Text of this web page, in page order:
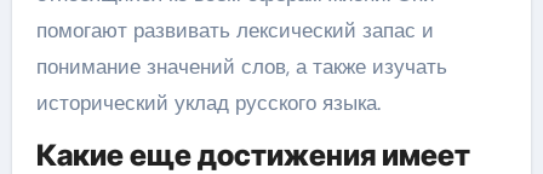
помогают развивать лексический запас и
понимание значений слов, а также изучать
исторический уклад русского языка.
Какие еще достижения имеет